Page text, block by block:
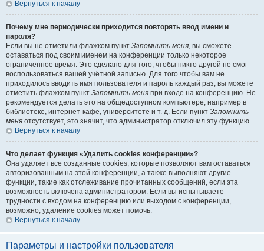
Вернуться к началу
Почему мне периодически приходится повторять ввод имени и
пароля?
Если вы не отметили флажком пункт Запомнить меня, вы сможете
оставаться под своим именем на конференции только некоторое
ограниченное время. Это сделано для того, чтобы никто другой не смог
воспользоваться вашей учётной записью. Для того чтобы вам не
приходилось вводить имя пользователя и пароль каждый раз, вы можете
отметить флажком пункт Запомнить меня при входе на конференцию. Не
рекомендуется делать это на общедоступном компьютере, например в
библиотеке, интернет-кафе, университете и т. д. Если пункт Запомнить
меня отсутствует, это значит, что администратор отключил эту функцию.
Вернуться к началу
Что делает функция «Удалить cookies конференции»?
Она удаляет все созданные cookies, которые позволяют вам оставаться
авторизованным на этой конференции, а также выполняют другие
функции, такие как отслеживание прочитанных сообщений, если эта
возможность включена администратором. Если вы испытываете
трудности с входом на конференцию или выходом с конференции,
возможно, удаление cookies может помочь.
Вернуться к началу
Параметры и настройки пользователя